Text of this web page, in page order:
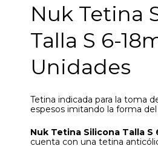
Nuk Tetina
Talla S 6-
Unidades
Tetina indicada para la toma
espesos imitando la forma
Nuk Tetina Silicona Talla S
cuenta con una tetina